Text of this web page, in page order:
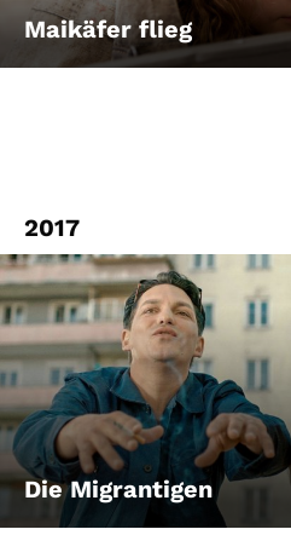
Maikäfer flieg
2017
Die Migrantigen